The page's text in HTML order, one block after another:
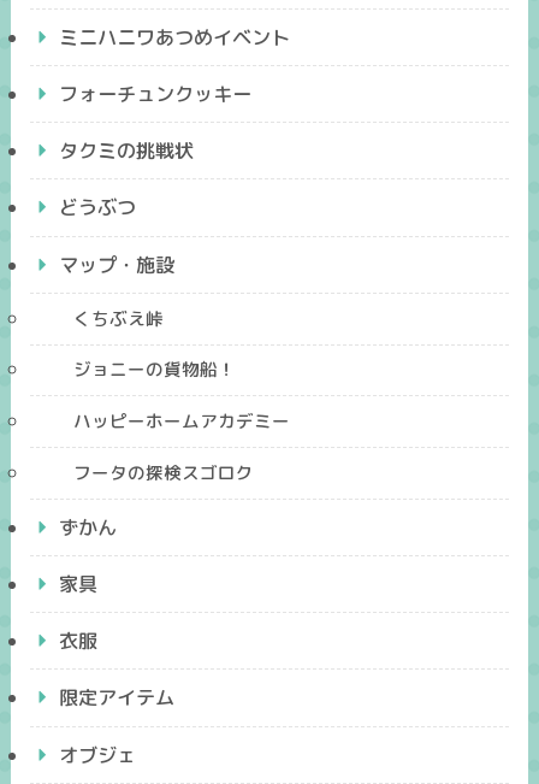
ミニハニワあつめイベント
フォーチュンクッキー
タクミの挑戦状
どうぶつ
マップ・施設
くちぶえ峠
ジョニーの貨物船！
ハッピーホームアカデミー
フータの探検スゴロク
ずかん
家具
衣服
限定アイテム
オブジェ